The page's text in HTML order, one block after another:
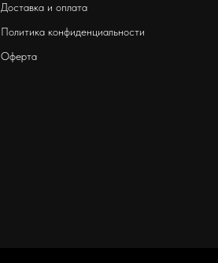
Доставка и оплата
Политика конфиденциальности
Оферта